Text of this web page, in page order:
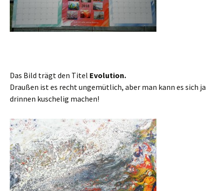
Das Bild trägt den Titel Evolution.
Draußen ist es recht ungemütlich, aber man kann es sich ja
drinnen kuschelig machen!